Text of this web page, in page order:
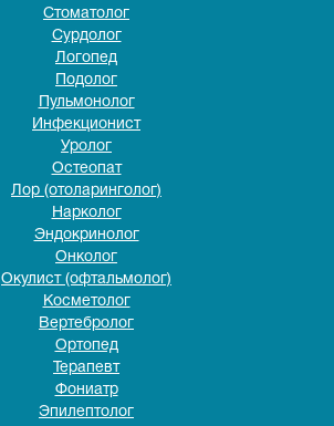
Стоматолог
Сурдолог
Логопед
Подолог
Пульмонолог
Инфекционист
Уролог
Остеопат
Лор (отоларинголог)
Нарколог
Эндокринолог
Онколог
Окулист (офтальмолог)
Косметолог
Вертебролог
Ортопед
Терапевт
Фониатр
Эпилептолог